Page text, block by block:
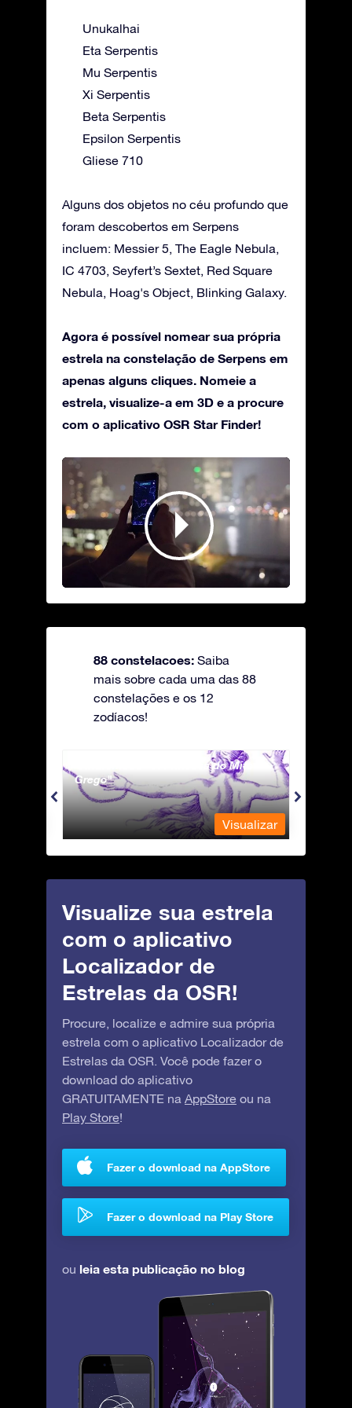
Unukalhai
Eta Serpentis
Mu Serpentis
Xi Serpentis
Beta Serpentis
Epsilon Serpentis
Gliese 710
Alguns dos objetos no céu profundo que
foram descobertos em Serpens
incluem: Messier 5, The Eagle Nebula,
IC 4703, Seyfert’s Sextet, Red Square
Nebula, Hoag's Object, Blinking Galaxy.
Agora é possível nomear sua própria
estrela na constelação de Serpens em
apenas alguns cliques. Nomeie a
estrela, visualize-a em 3D e a procure
com o aplicativo OSR Star Finder!
88 constelacoes: Saiba
mais sobre cada uma das 88
constelações e os 12
zodíacos!
Andromeda - A Princesa do Mito
Grego
Visualizar
Visualize sua estrela
com o aplicativo
Localizador de
Estrelas da OSR!
Procure, localize e admire sua própria
estrela com o aplicativo Localizador de
Estrelas da OSR. Você pode fazer o
download do aplicativo
GRATUITAMENTE na AppStore ou na
Play Store!
Fazer o download na AppStore
Fazer o download na Play Store
ou leia esta publicação no blog